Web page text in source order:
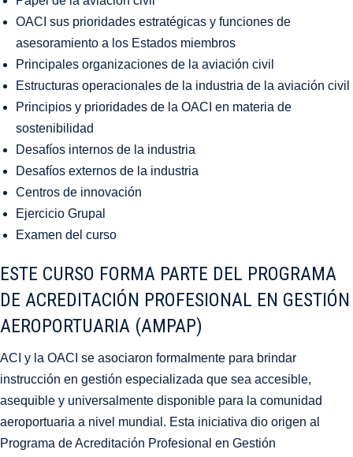
OACI sus prioridades estratégicas y funciones de
asesoramiento a los Estados miembros
Principales organizaciones de la aviación civil
Estructuras operacionales de la industria de la aviación civil
Principios y prioridades de la OACI en materia de
sostenibilidad
Desafíos internos de la industria
Desafíos externos de la industria
Centros de innovación
Ejercicio Grupal
Examen del curso
ESTE CURSO FORMA PARTE DEL PROGRAMA
DE ACREDITACIÓN PROFESIONAL EN GESTIÓN
AEROPORTUARIA (AMPAP)
ACI y la OACI se asociaron formalmente para brindar
instrucción en gestión especializada que sea accesible,
asequible y universalmente disponible para la comunidad
aeroportuaria a nivel mundial. Esta iniciativa dio origen al
Programa de Acreditación Profesional en Gestión